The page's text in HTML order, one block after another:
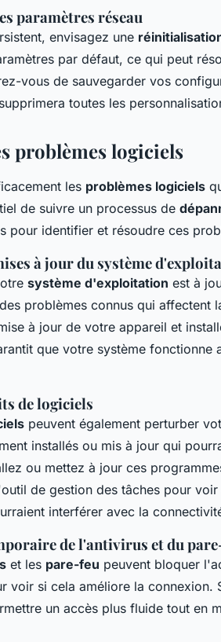
paramètres réseau
envisagez une
par défaut, ce qui peut
vous de sauvegarder vos
toutes les
problèmes logiciels
les problèmes logiciels
de suivre un processus de
pour identifier et résoudre ces
à jour du système
système d'exploitation est à
problèmes connus qui affectent
à jour de votre appareil et
que votre système fonctionne
de logiciels
peuvent également perturber
installés ou mis à jour qui
ou mettez à jour ces
de gestion des tâches pour
interférer avec la
de l'antivirus et du
et les pare-feu peuvent bloquer
voir si cela améliore la connexion.
un accès plus fluide tout en